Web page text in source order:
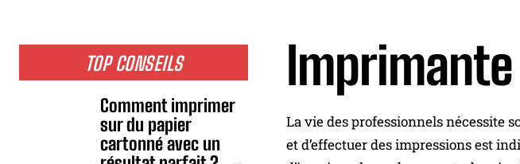
TOP CONSEILS
Comment imprimer
sur du papier
cartonné avec un
La vie des professionnels nécessite
et d’effectuer des impressions est